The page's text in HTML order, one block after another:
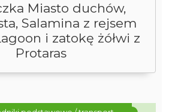
Miasto duchów,
Salamina z rejsem
i zatokę żółwi z
Protaras